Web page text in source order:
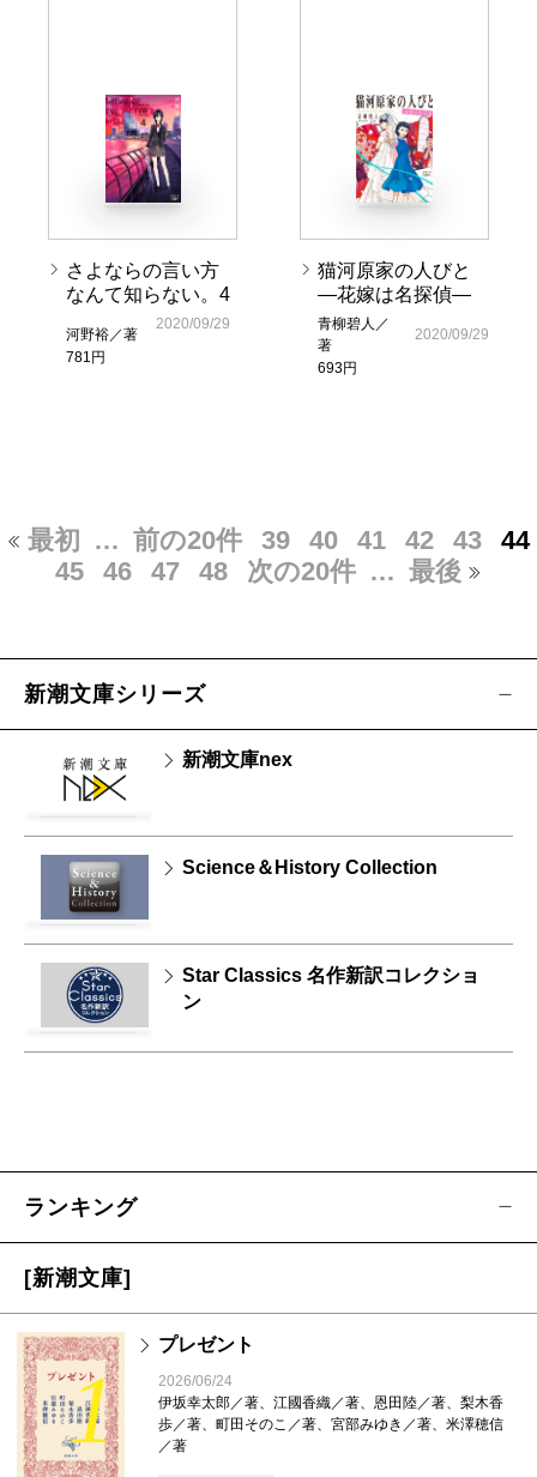
さよならの言い方
なんて知らない。4
河野裕／著
781円
2020/09/29
猫河原家の人びと
―花嫁は名探偵―
青柳碧人／
著
693円
2020/09/29
最初 … 前の20件 39 40 41 42 43
44
45
46 47 48 次の20件 … 最後
新潮文庫シリーズ
新潮文庫nex
Science＆History Collection
Star Classics 名作新訳コレクショ
ン
ランキング
[新潮文庫]
1
プレゼント
2026/06/24
伊坂幸太郎／著、江國香織／著、恩田陸／著、梨木香
歩／著、町田そのこ／著、宮部みゆき／著、米澤穂信
／著